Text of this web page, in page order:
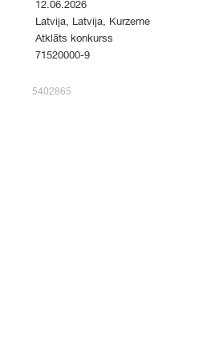
12.06.2026
Latvija, Latvija, Kurzeme
Atklāts konkurss
71520000-9
5402865